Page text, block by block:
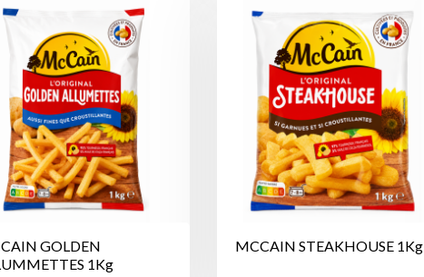
GOLDEN
1Kg
MCCAIN STEAKHOUSE 1Kg